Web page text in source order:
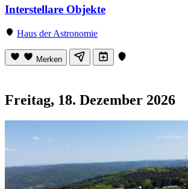
Interstellare Objekte
Haus der Astronomie
Merken
Freitag, 18. Dezember 2026